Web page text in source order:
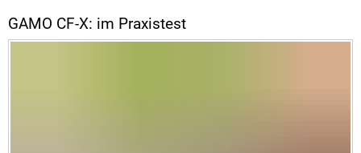
GAMO CF-X: im Praxistest